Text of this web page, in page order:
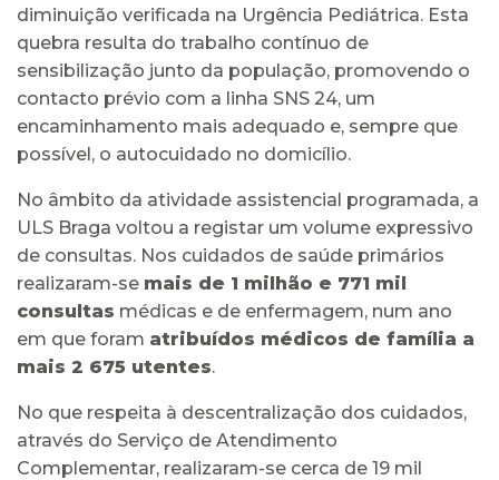
diminuição verificada na Urgência Pediátrica. Esta
quebra resulta do trabalho contínuo de
sensibilização junto da população, promovendo o
contacto prévio com a linha SNS 24, um
encaminhamento mais adequado e, sempre que
possível, o autocuidado no domicílio.
No âmbito da atividade assistencial programada, a
ULS Braga voltou a registar um volume expressivo
de consultas. Nos cuidados de saúde primários
realizaram-se mais de 1 milhão e 771 mil
consultas médicas e de enfermagem, num ano
em que foram atribuídos médicos de família a
mais 2 675 utentes.
No que respeita à descentralização dos cuidados,
através do Serviço de Atendimento
Complementar, realizaram-se cerca de 19 mil